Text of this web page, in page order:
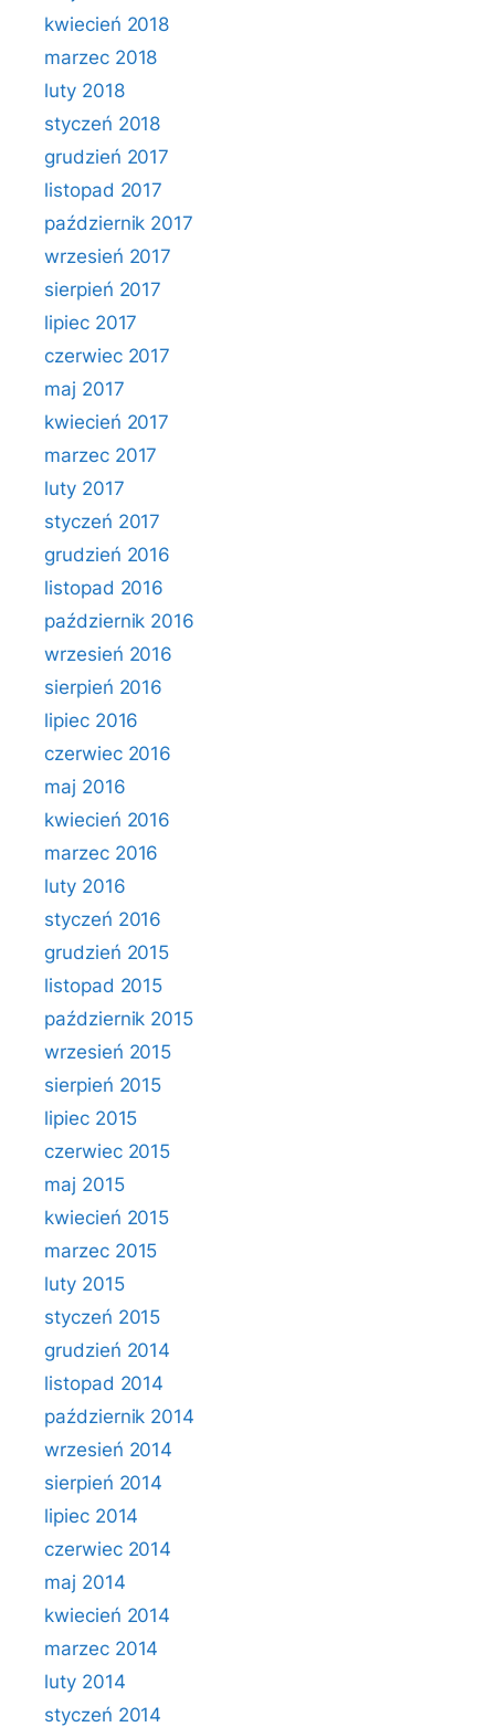
kwiecień 2018
marzec 2018
luty 2018
styczeń 2018
grudzień 2017
listopad 2017
październik 2017
wrzesień 2017
sierpień 2017
lipiec 2017
czerwiec 2017
maj 2017
kwiecień 2017
marzec 2017
luty 2017
styczeń 2017
grudzień 2016
listopad 2016
październik 2016
wrzesień 2016
sierpień 2016
lipiec 2016
czerwiec 2016
maj 2016
kwiecień 2016
marzec 2016
luty 2016
styczeń 2016
grudzień 2015
listopad 2015
październik 2015
wrzesień 2015
sierpień 2015
lipiec 2015
czerwiec 2015
maj 2015
kwiecień 2015
marzec 2015
luty 2015
styczeń 2015
grudzień 2014
listopad 2014
październik 2014
wrzesień 2014
sierpień 2014
lipiec 2014
czerwiec 2014
maj 2014
kwiecień 2014
marzec 2014
luty 2014
styczeń 2014